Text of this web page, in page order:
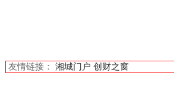
友情链接： 湘城门户 创财之窗